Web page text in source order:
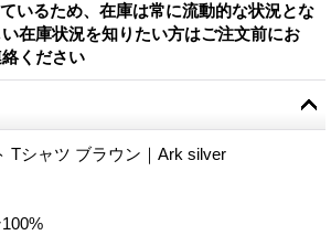
いるため、在庫は常に流動的な状況とな
在庫状況を知りたい方はご注文前にお
ください
Tシャツ ブラウン｜Ark silver